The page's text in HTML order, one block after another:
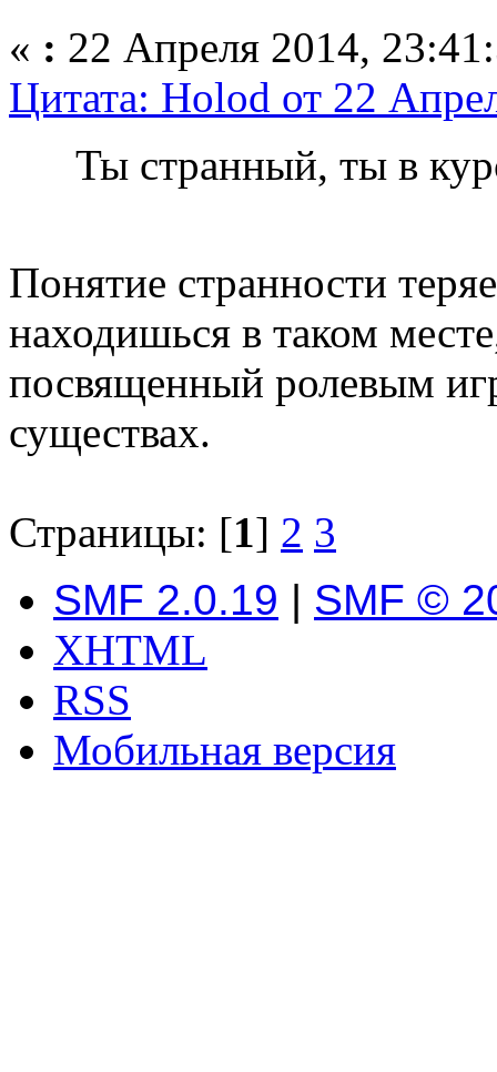
« : 22 Апреля 2014,
Цитата: Holod от 22
Ты странный, ты в
Понятие странности
находишься в таком
посвященный ролевым
существах.
Страницы: [1] 2 3
SMF 2.0.19 | SMF ©
XHTML
RSS
Мобильная версия